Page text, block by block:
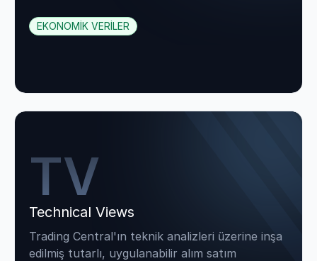
EKONOMİK VERİLER
TV
Technical Views
Trading Central'ın teknik analizleri üzerine inşa
edilmiş tutarlı, uygulanabilir alım satım